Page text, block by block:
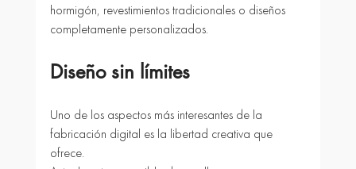
hormigón, revestimientos tradicionales o diseños
completamente personalizados.
Diseño sin límites
Uno de los aspectos más interesantes de la
fabricación digital es la libertad creativa que
ofrece.